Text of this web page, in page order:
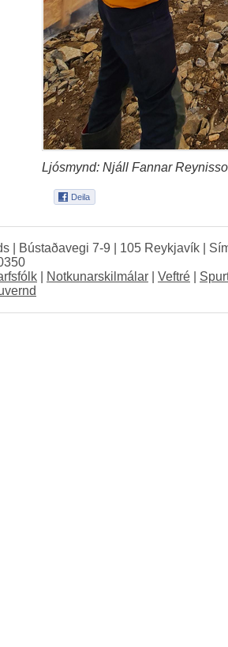
Ljósmynd: Njáll Fannar
| Bústaðavegi 7-9 | 105 Reykjavík |
Notkunarskilmálar Veftré